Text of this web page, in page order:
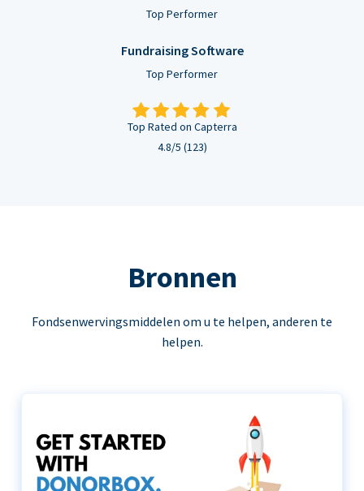
Top Performer
Fundraising Software
Top Performer
Top Rated on Capterra
4.8/5 (123)
Bronnen
Fondsenwervingsmiddelen om u te helpen, anderen te
helpen.